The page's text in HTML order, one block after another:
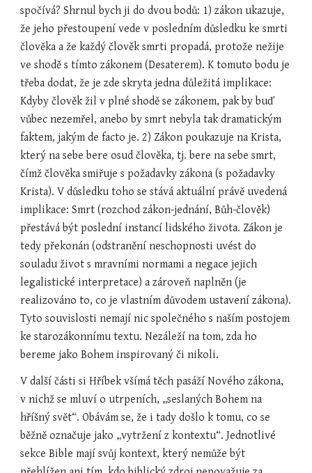
spočívá? Shrnul bych ji do dvou bodů: 1) zákon ukazuje,
že jeho přestoupení vede v posledním důsledku ke smrti
člověka a že každý člověk smrti propadá, protože nežije
ve shodě s tímto zákonem (Desaterem). K tomuto bodu je
třeba dodat, že je zde skryta jedna důležitá implikace:
Kdyby člověk žil v plné shodě se zákonem, pak by buď
vůbec nezemřel, anebo by smrt nebyla tak dramatickým
faktem, jakým de facto je. 2) Zákon poukazuje na Krista,
který na sebe bere osud člověka, tj. bere na sebe smrt,
čímž člověka smiřuje s požadavky zákona (s požadavky
Krista). V důsledku toho se stává aktuální právě uvedená
implikace: Smrt (rozchod zákon-jednání, Bůh-člověk)
přestává být poslední instancí lidského života. Zákon je
tedy překonán (odstranění neschopnosti uvést do
souladu život s mravními normami a negace jejich
legalistické interpretace) a zároveň naplněn (je
realizováno to, co je vlastním důvodem ustavení zákona).
Tyto souvislosti nemají nic společného s naším postojem
ke starozákonnímu textu. Nezáleží na tom, zda ho
bereme jako Bohem inspirovaný či nikoli.
V další části si Hříbek všímá těch pasáží Nového zákona,
v nichž se mluví o utrpeních, „seslaných Bohem na
hříšný svět“. Obávám se, že i tady došlo k tomu, co se
běžně označuje jako „vytržení z kontextu“. Jednotlivé
sekce Bible mají svůj kontext, který nemůže být